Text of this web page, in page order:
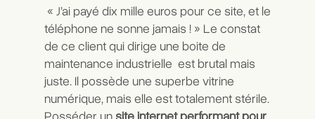
« J’ai payé dix mille euros pour ce site, et le
téléphone ne sonne jamais ! » Le constat
de ce client qui dirige une boite de
maintenance industrielle est brutal mais
juste. Il possède une superbe vitrine
numérique, mais elle est totalement stérile.